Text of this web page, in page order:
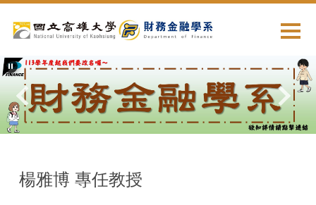
到
要
內
區
楊雅博 專任教授